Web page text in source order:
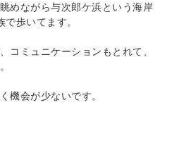
めながら与次郎ケ浜という海岸
歩いてます。
コミュニケーションもとれて、
機会が少ないです。